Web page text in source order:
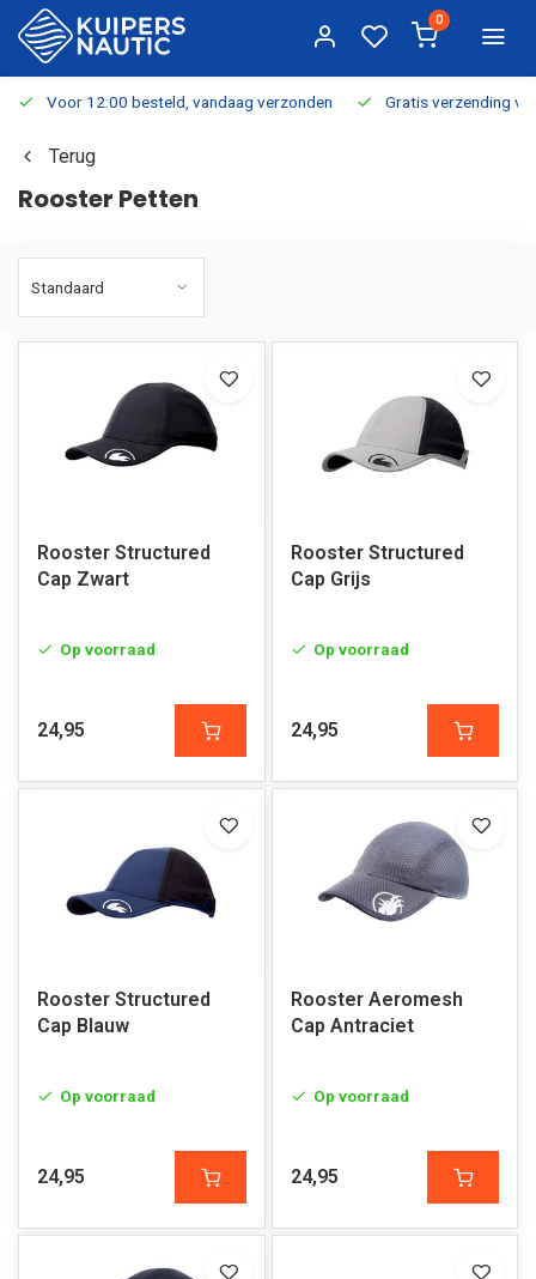
0
Voor 12:00 besteld, vandaag verzonden Gratis verzending
Terug
Rooster Petten
Rooster Structured
Cap Zwart
Op voorraad
24,95
Rooster Structured
Cap Grijs
Op voorraad
24,95
Rooster Structured
Cap Blauw
Op voorraad
24,95
Rooster Aeromesh
Cap Antraciet
Op voorraad
24,95